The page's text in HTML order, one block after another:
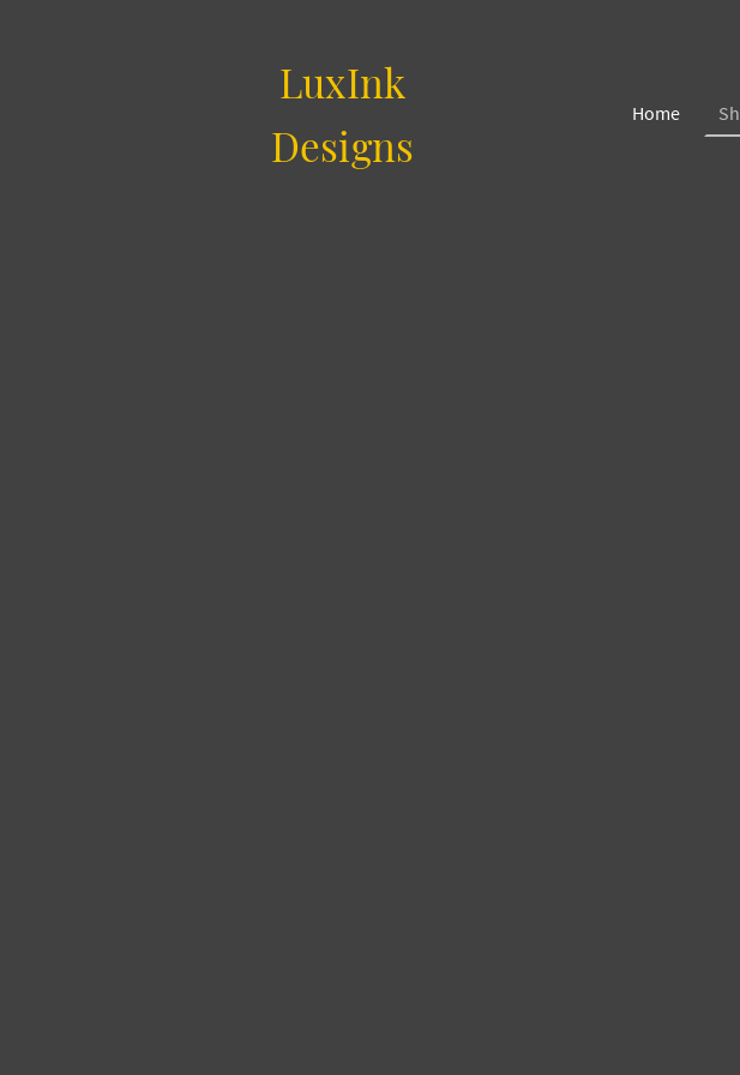
LuxInk
Designs
Home